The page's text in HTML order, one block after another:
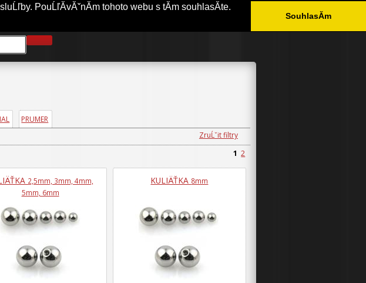
PouĹľĂ­vĂˇnĂ­m tohoto webu s tĂ­m souhlasĂ­te.
SouhlasĂ­m
PRUMER
ZruĹˇit filtry
1 2
2,5mm, 3mm, 4mm,
5mm, 6mm
KULIÄŤKA 8mm